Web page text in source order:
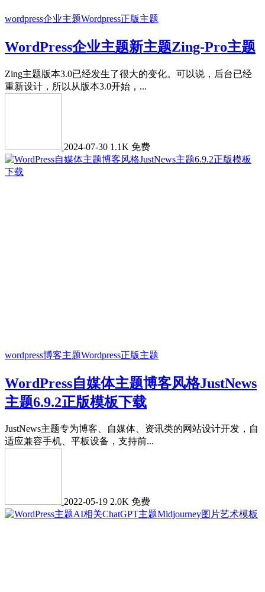
wordpress企业主题Wordpress正版主题
WordPress企业主题新主题Zing-Pro主题
Zing主题版本3.0已经发生了很大的变化。可以说，后台已经
重新设计，所以从版本3.0开始，...
2024-07-30 1.1K 免费
wordpress博客主题Wordpress正版主题
WordPress自媒体主题博客风格JustNews
主题6.9.2正版模板下载
JustNews主题专为博客、自媒体、资讯类的网站设计开发，自
适应兼容手机、平板设备，支持前...
2022-05-19 2.0K 免费